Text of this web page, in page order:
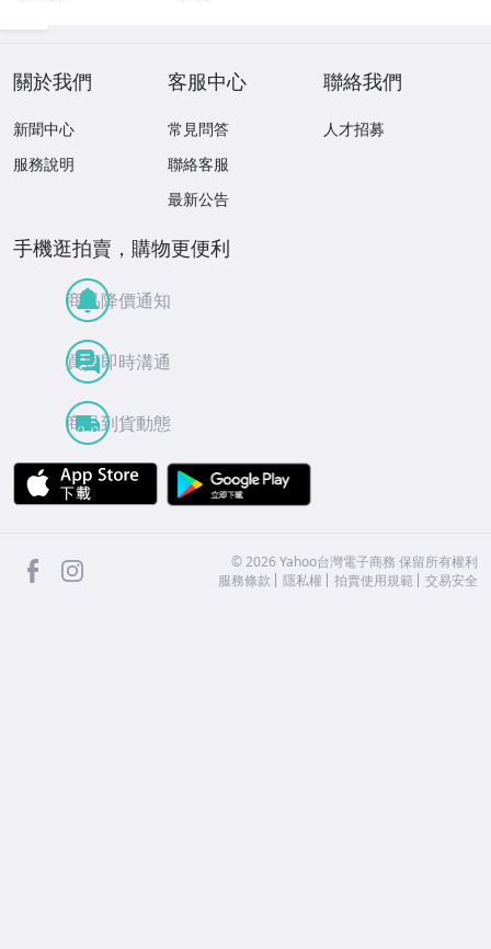
關於我們
新聞中心
服務說明
客服中心
常見問答
聯絡客服
最新公告
聯絡我們
人才招募
手機逛拍賣，購物更便利
商品降價通知
買賣即時溝通
商品到貨動態
APP Store
facebook ©2026 Yahoo台灣電子商務 保留所有權利
服務條款
隱私權 拍賣使用規範 交易安全